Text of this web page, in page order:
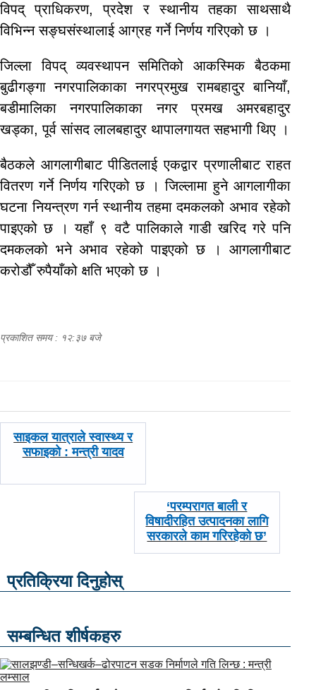
विपद् प्राधिकरण, प्रदेश र स्थानीय तहका साथसाथै
विभिन्न सङ्घसंस्थालाई आग्रह गर्ने निर्णय गरिएको छ ।
जिल्ला विपद् व्यवस्थापन समितिको आकस्मिक बैठकमा
बुढीगङ्गा नगरपालिकाका नगरप्रमुख रामबहादुर बानियाँ,
बडीमालिका नगरपालिकाका नगर प्रमख अमरबहादुर
खड्का, पूर्व सांसद लालबहादुर थापालगायत सहभागी थिए ।
बैठकले आगलागीबाट पीडितलाई एकद्वार प्रणालीबाट राहत
वितरण गर्ने निर्णय गरिएको छ । जिल्लामा हुने आगलागीका
घटना नियन्त्रण गर्न स्थानीय तहमा दमकलको अभाव रहेको
पाइएको छ । यहाँ ९ वटै पालिकाले गाडी खरिद गरे पनि
दमकलको भने अभाव रहेको पाइएको छ । आगलागीबाट
करोडौँ रुपैयाँको क्षति भएको छ ।
प्रकाशित समय : १२:३७ बजे
पछिल्लाे
साइकल यात्राले स्वास्थ्य र
सफाइको : मन्त्री यादव
अघिल्लाे
-
‘परम्परागत बाली र
विषादीरहित उत्पादनका लागि
सरकारले काम गरिरहेको छ’
प्रतिक्रिया दिनुहोस्
सम्बन्धित शीर्षकहरु